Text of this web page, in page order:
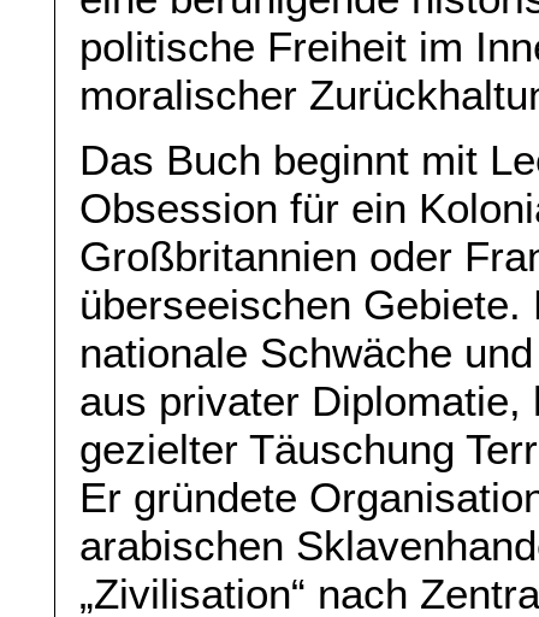
politische Freiheit im
moralischer
Das Buch beginnt mit
Obsession für ein
Großbritannien oder
überseeischen
nationale Schwäche
aus privater
gezielter Täuschung
Er gründete
arabischen
„Zivilisation“ nach